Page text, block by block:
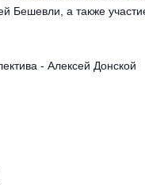
а также
- Алексей Донской